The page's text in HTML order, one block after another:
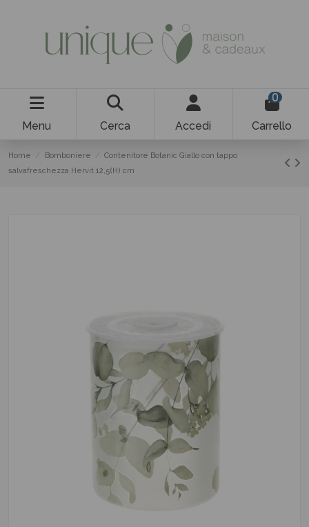
Menu Cerca Accedi
0
Carrello
Home Bomboniere
Contenitore Botanic Giallo con tappo
salvafreschezza Hervit 12,5(H) cm